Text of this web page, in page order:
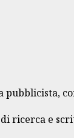
pubblicista,
ricerca e